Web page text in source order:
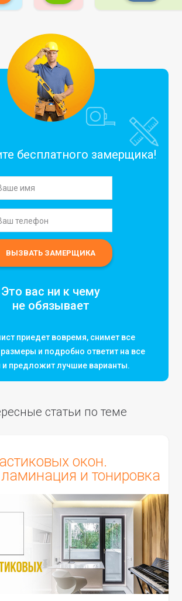
бесплатного замерщика!
Это вас ни к чему
не обязывает
приедет вовремя, снимет все
и подробно ответит на все
предложит лучшие варианты.
статьи по теме
окон.
и тонировка